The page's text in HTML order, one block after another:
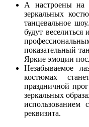
А настроены на
зеркальных
танцевальное
будут
показательный
Яркие эмоции
Незабываемое
костюмах
праздничной
зеркальных
использованием
реквизита.